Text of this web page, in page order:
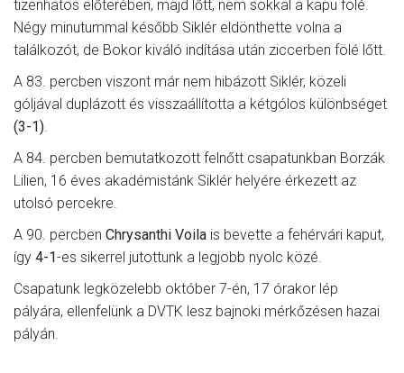
tizenhatos előterében, majd lőtt, nem sokkal a kapu fölé.
Négy minutummal később Siklér eldönthette volna a
találkozót, de Bokor kiváló indítása után ziccerben fölé lőtt.
A 83. percben viszont már nem hibázott Siklér, közeli
góljával duplázott és visszaállította a kétgólos különbséget
(3-1).
A 84. percben bemutatkozott felnőtt csapatunkban Borzák
Lilien, 16 éves akadémistánk Siklér helyére érkezett az
utolsó percekre.
A 90. percben Chrysanthi Voila is bevette a fehérvári kaput,
így 4-1-es sikerrel jutottunk a legjobb nyolc közé.
Csapatunk legközelebb október 7-én, 17 órakor lép
pályára, ellenfelünk a DVTK lesz bajnoki mérkőzésen hazai
pályán.